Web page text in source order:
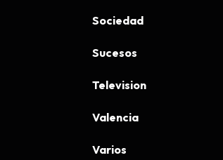
Sociedad
Sucesos
Television
Valencia
Varios